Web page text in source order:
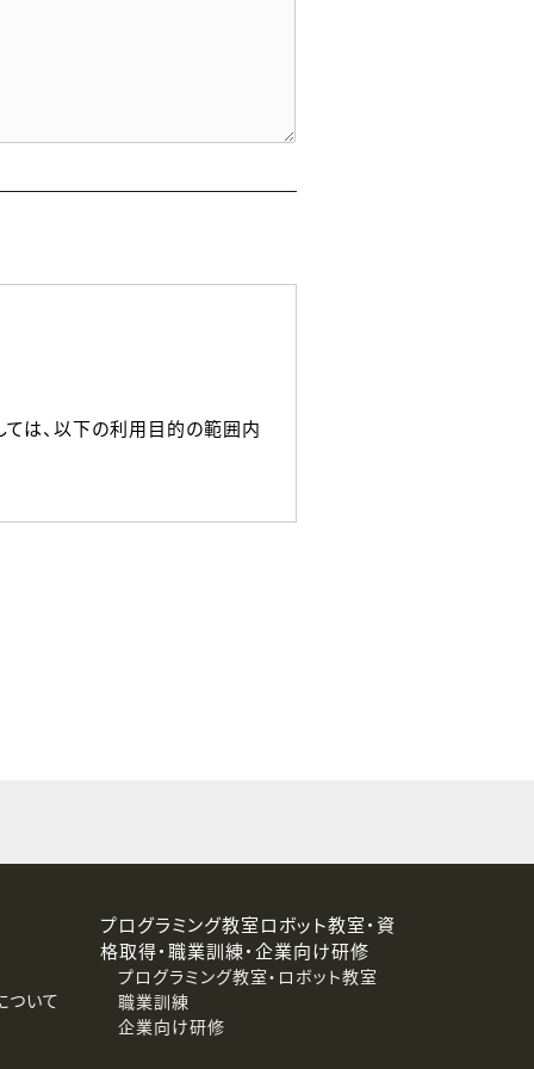
ては、以下の利用目的の範囲内
および第三者への提供停止）
ついて
プログラミング教室ロボット教室・資
格取得・職業訓練・企業向け研修
プログラミング教室・ロボット教室
職業訓練
企業向け研修